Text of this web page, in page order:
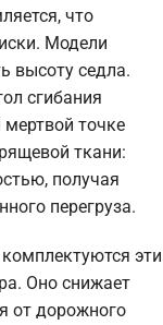
что
Модели
высоту седла.
сгибания
точке
ткани:
получая
перегруза.
эти
Оно снижает
от дорожного